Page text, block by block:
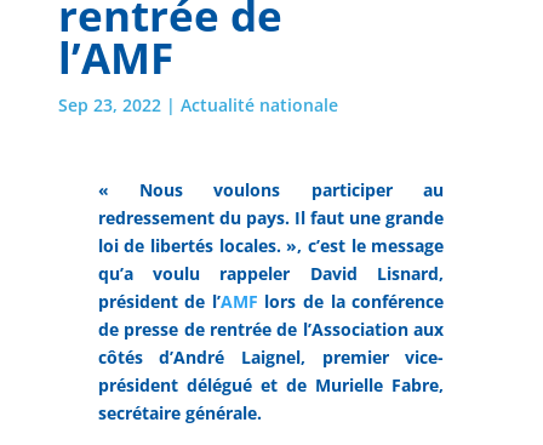
rentrée de
l’AMF
Sep 23, 2022| Actualité nationale
« Nous voulons participer au
redressement du pays. Il faut une grande
loi de libertés locales. », c’est le message
qu’a voulu rappeler David Lisnard,
président de l’AMF lors de la conférence
de presse de rentrée de l’Association aux
côtés d’André Laignel, premier vice-
président délégué et de Murielle Fabre,
secrétaire générale.